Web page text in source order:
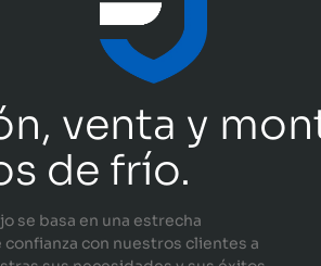
venta y
de frío.
se basa en una estrecha
con nuestros clientes a